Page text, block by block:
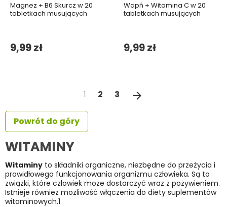
Magnez + B6 Skurcz w 20
tabletkach musujących
9,99 zł
Wapń + Witamina C w 20
tabletkach musujących
9,99 zł
1 2 3 arrow_forward
Powrót do góry
WITAMINY
Witaminy to składniki organiczne, niezbędne do przeżycia i
prawidłowego funkcjonowania organizmu człowieka. Są to
związki, które człowiek może dostarczyć wraz z pożywieniem.
Istnieje również możliwość włączenia do diety suplementów
witaminowych.1